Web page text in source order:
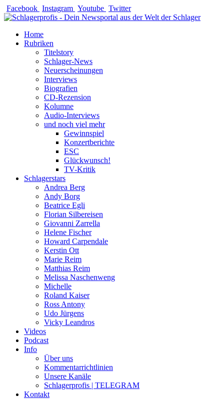
Zum
Inhalt
Facebook Instagram Youtube Twitter
Home
Rubriken
Titelstory
Schlager-News
Neuerscheinungen
Interviews
Biografien
CD-Rezension
Kolumne
Audio-Interviews
und noch viel mehr
Gewinnspiel
Konzertberichte
ESC
Glückwunsch!
TV-Kritik
Schlagerstars
Andrea Berg
Andy Borg
Beatrice Egli
Florian Silbereisen
Giovanni Zarrella
Helene Fischer
Howard Carpendale
Kerstin Ott
Marie Reim
Matthias Reim
Melissa Naschenweng
Michelle
Roland Kaiser
Ross Antony
Udo Jürgens
Vicky Leandros
Videos
Podcast
Info
Über uns
Kommentarrichtlinien
Unsere Kanäle
Schlagerprofis | TELEGRAM
Kontakt